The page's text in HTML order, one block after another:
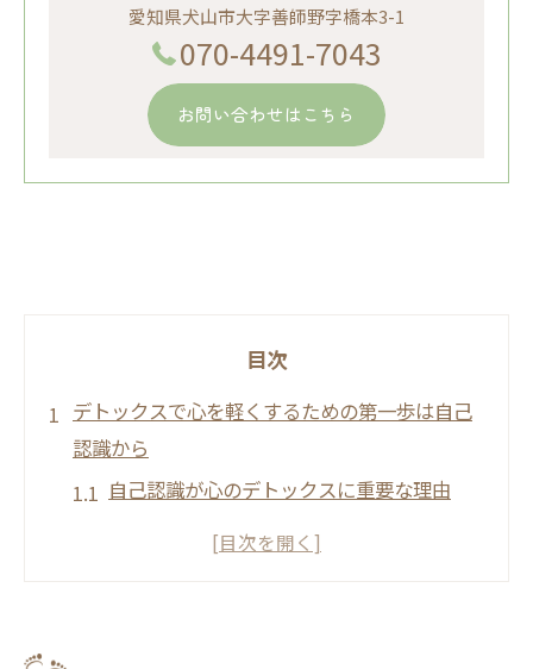
愛知県犬山市大字善師野字橋本3-1
070-4491-7043
お問い合わせはこちら
目次
デトックスで心を軽くするための第一歩は自己
認識から
自己認識が心のデトックスに重要な理由
感情を分析することで得られる気づき